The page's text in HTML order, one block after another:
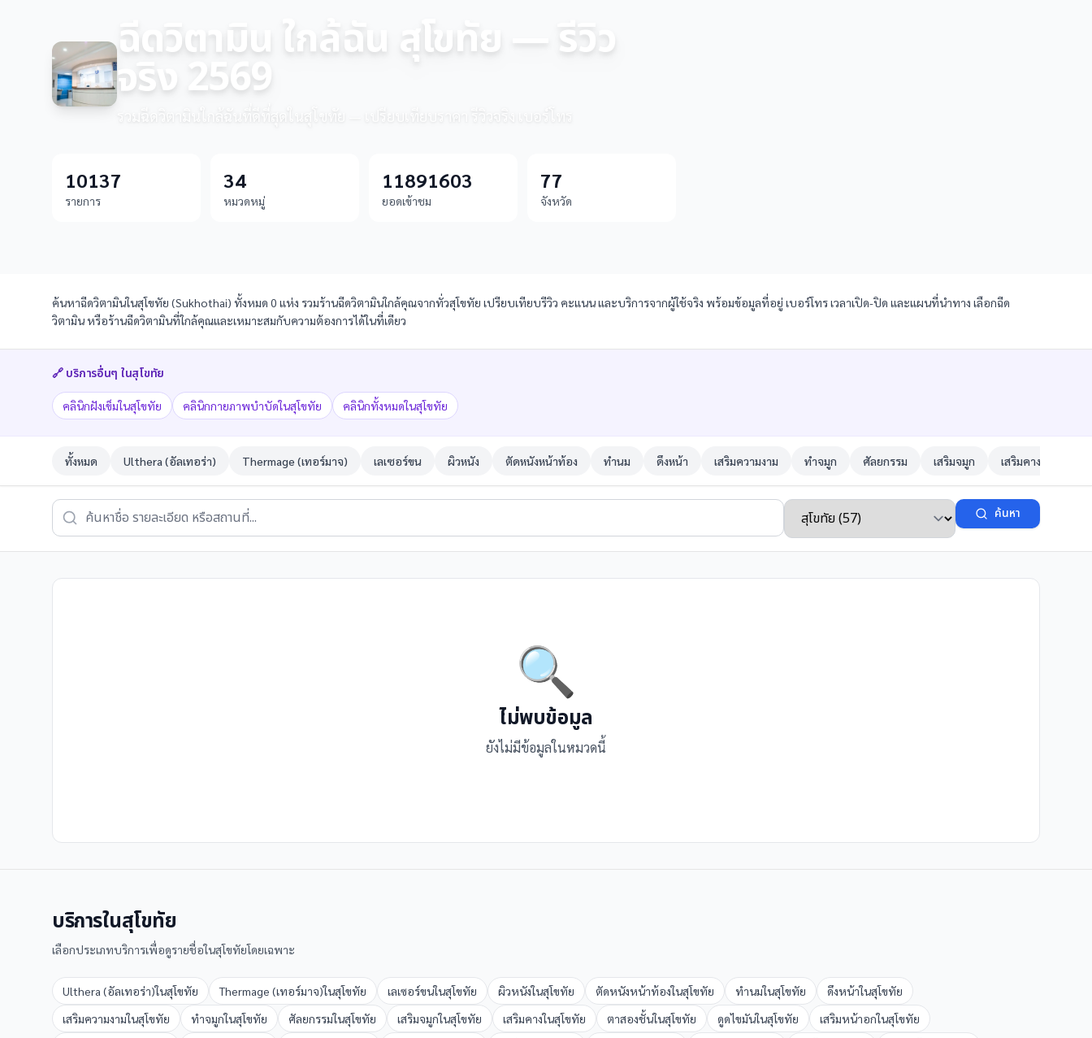
ฉีดวิตามิน ใกล้ฉัน สุโขทัย — รีวิว
จริง 2569
รวมฉีดวิตามินใกล้ฉันที่ดีที่สุดในสุโขทัย — เปรียบเทียบราคา รีวิวจริง เบอร์โทร
10137
รายการ
34
หมวดหมู่
11891603
ยอดเข้าชม
77
จังหวัด
ค้นหาฉีดวิตามินในสุโขทัย (Sukhothai) ทั้งหมด 0 แห่ง รวมร้านฉีดวิตามินใกล้คุณจากทั่วสุโขทัย เปรียบเทียบรีวิว คะแนน และบริการจากผู้ใช้จริง พร้อมข้อมูลที่อยู่ เบอร์โทร เวลาเปิด-ปิด และแผนที่นำทาง เลือกฉีด
วิตามิน หรือร้านฉีดวิตามินที่ใกล้คุณและเหมาะสมกับความต้องการได้ในที่เดียว
🔗 บริการอื่นๆ ในสุโขทัย
คลินิกฝังเข็มในสุโขทัย คลินิกกายภาพบำบัดในสุโขทัย คลินิกทั้งหมดในสุโขทัย
ทั้งหมด Ulthera (อัลเทอร่า) Thermage (เทอร์มาจ) เลเซอร์ขน ผิวหนัง ตัดหนังหน้าท้อง ทำนม ดึงหน้า เสริมความงาม ทำจมูก ศัลยกรรม เสริมจมูก เสริมคาง
ค้นหา
🔍
ไม่พบข้อมูล
ยังไม่มีข้อมูลในหมวดนี้
บริการในสุโขทัย
เลือกประเภทบริการเพื่อดูรายชื่อในสุโขทัยโดยเฉพาะ
Ulthera (อัลเทอร่า)ในสุโขทัย Thermage (เทอร์มาจ)ในสุโขทัย เลเซอร์ขนในสุโขทัย ผิวหนังในสุโขทัย ตัดหนังหน้าท้องในสุโขทัย ทำนมในสุโขทัย ดึงหน้าในสุโขทัย
เสริมความงามในสุโขทัย ทำจมูกในสุโขทัย ศัลยกรรมในสุโขทัย เสริมจมูกในสุโขทัย เสริมคางในสุโขทัย ตาสองชั้นในสุโขทัย ดูดไขมันในสุโขทัย เสริมหน้าอกในสุโขทัย